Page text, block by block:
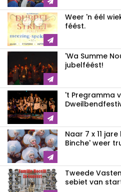
Weer 'n éél
féést.
'Wa Summe
jubelféést!
't Pregramma
Naar 7 x 11
Binche' weer
Tweede
sebiet van